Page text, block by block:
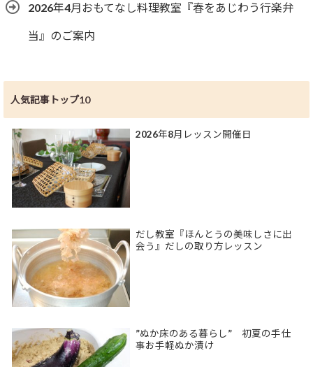
2026年4月おもてなし料理教室『春をあじわう行楽弁
当』のご案内
人気記事トップ10
2026年8月レッスン開催日
だし教室『ほんとうの美味しさに出
会う』だしの取り方レッスン
”ぬか床のある暮らし” 初夏の手仕
事お手軽ぬか漬け